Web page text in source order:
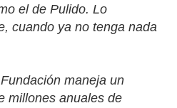
el de Pulido. Lo
cuando ya no tenga nada
maneja un
millones anuales de